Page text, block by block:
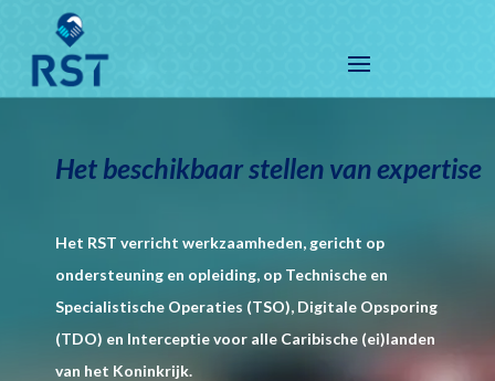
Het beschikbaar stellen van expertise
Het RST verricht werkzaamheden, gericht op
ondersteuning en opleiding, op Technische en
Specialistische Operaties (TSO), Digitale Opsporing
(TDO) en Interceptie voor alle Caribische (ei)landen
van het Koninkrijk.